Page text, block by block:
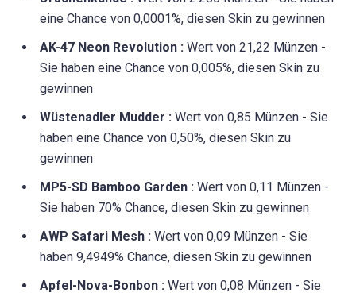
eine Chance von 0,0001%, diesen Skin zu gewinnen
AK-47 Neon Revolution : Wert von 21,22 Münzen -
Sie haben eine Chance von 0,005%, diesen Skin zu
gewinnen
Wüstenadler Mudder : Wert von 0,85 Münzen - Sie
haben eine Chance von 0,50%, diesen Skin zu
gewinnen
MP5-SD Bamboo Garden : Wert von 0,11 Münzen -
Sie haben 70% Chance, diesen Skin zu gewinnen
AWP Safari Mesh : Wert von 0,09 Münzen - Sie
haben 9,4949% Chance, diesen Skin zu gewinnen
Apfel-Nova-Bonbon : Wert von 0,08 Münzen - Sie